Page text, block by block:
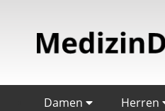
Damen Herren